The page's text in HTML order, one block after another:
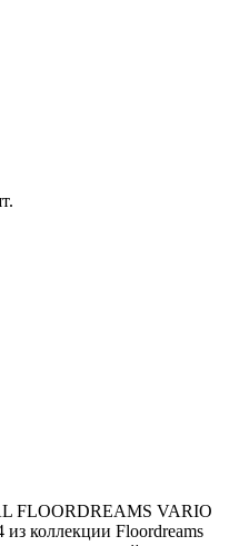
VARIO
Floordreams